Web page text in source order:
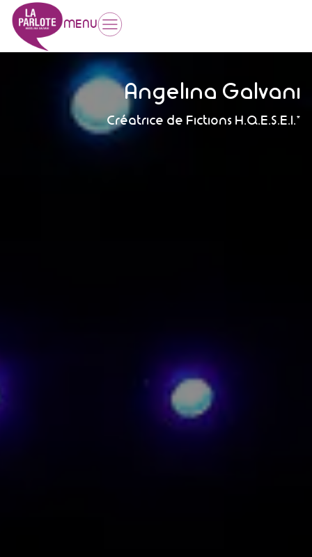
MENU
Angelina Galvani
Créatrice de Fictions H.Q.E.S.E.I.*